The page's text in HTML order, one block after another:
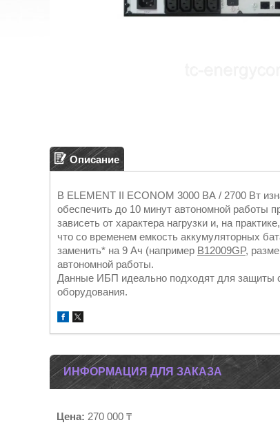
Описание
В ELEMENT II ECONOM 3000 ВА / 2700 Вт
обеспечить до 10 минут автономной работы
зависеть от характера нагрузки и, на
что со временем емкость аккумуляторных
заменить* на 9 Ач (например B12009GP,
автономной работы.
Данные ИБП идеально подходят для защиты
оборудования.
ИНФОРМАЦИЯ ДЛЯ ЗАКАЗА
Цена: 270 000 ₸